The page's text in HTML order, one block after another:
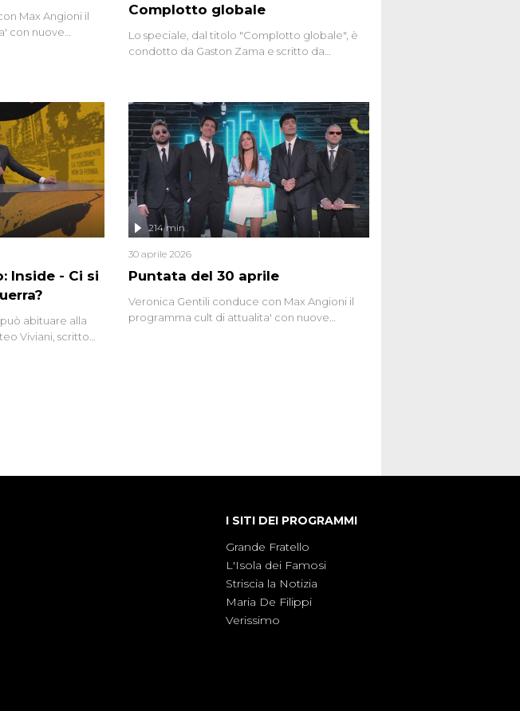
Max Angioni il
con nuove
Complotto globale
Lo speciale, dal titolo "Complotto globale", è
condotto da Gaston Zama e scritto da
alternative, dei sospetti globali e del
complottismo che negli ultimi anni hanno
invaso social network, talk show, piazze digitali
e immaginario collettivo.
Inside - Ci si
abituare alla
Viviani, scritto
Puntata del 30 aprile
214 min
30 aprile 2026
Veronica Gentili conduce con Max Angioni il
programma cult di attualita' con nuove
I SITI DEI PROGRAMMI
Grande Fratello
L'Isola dei Famosi
Striscia la Notizia
Maria De Filippi
Verissimo